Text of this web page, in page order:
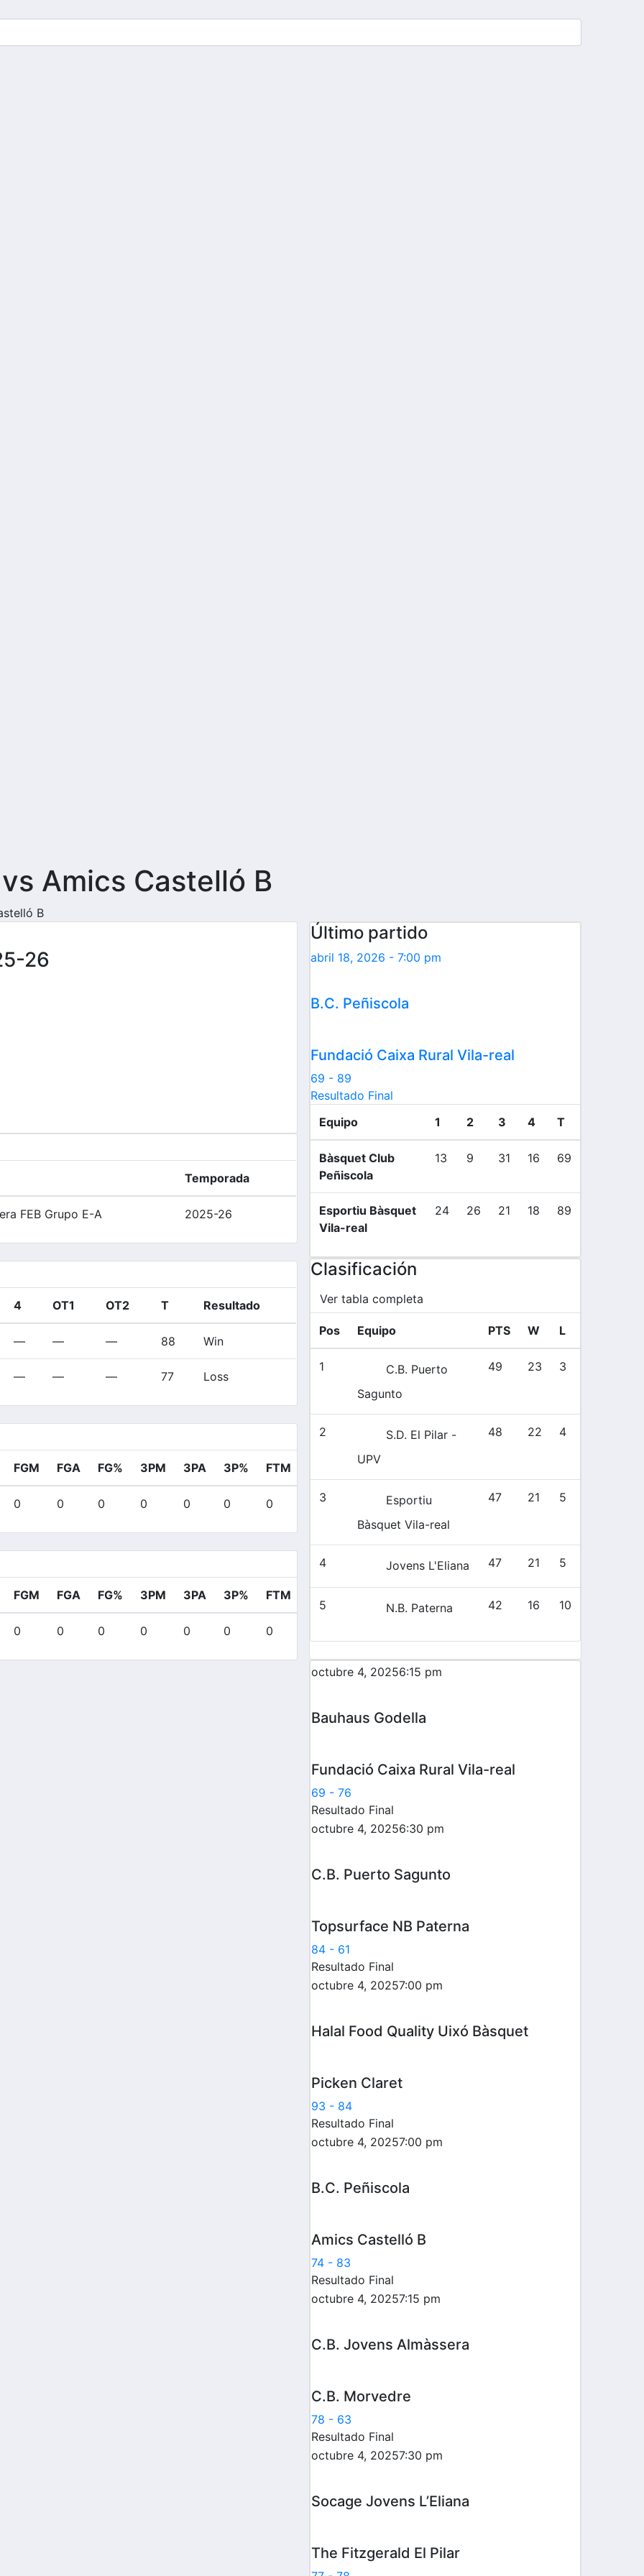
Amics Castelló B
B
26
Temporada
FEB Grupo E-A 2025-26
4 OT1 OT2 T Resultado
— — — 88 Win
— — — 77 Loss
FGM FGA FG% 3PM 3PA 3P% FTM FT%
0 0 0 0 0 0 0 0 0
FGM FGA FG% 3PM 3PA 3P% FTM
0 0 0 0 0 0 0
Último partido
abril 18, 2026 - 7:00 pm
B.C. Peñiscola
Fundació Caixa Rural Vila-real
69 - 89
Resultado Final
Equipo
1 2 3 4 T
Bàsquet Club
Peñiscola
13 9 31 16 69
Esportiu Bàsquet
Vila-real
24 26 21 18 89
Clasificación
Ver tabla completa
Pos Equipo PTS W L
1
C.B. Puerto
Sagunto
49 23 3
2
S.D. El Pilar -
UPV
48 22 4
3
Esportiu
Bàsquet Vila-real
47 21 5
4 Jovens L'Eliana 47 21 5
5 N.B. Paterna 42 16 10
octubre 4, 20256:15 pm
Bauhaus Godella
Fundació Caixa Rural Vila-real
69 - 76
Resultado Final
octubre 4, 20256:30 pm
C.B. Puerto Sagunto
Topsurface NB Paterna
84 - 61
Resultado Final
octubre 4, 20257:00 pm
Halal Food Quality Uixó Bàsquet
Picken Claret
93 - 84
Resultado Final
octubre 4, 20257:00 pm
B.C. Peñiscola
Amics Castelló B
74 - 83
Resultado Final
octubre 4, 20257:15 pm
C.B. Jovens Almàssera
C.B. Morvedre
78 - 63
Resultado Final
octubre 4, 20257:30 pm
Socage Jovens L’Eliana
The Fitzgerald El Pilar